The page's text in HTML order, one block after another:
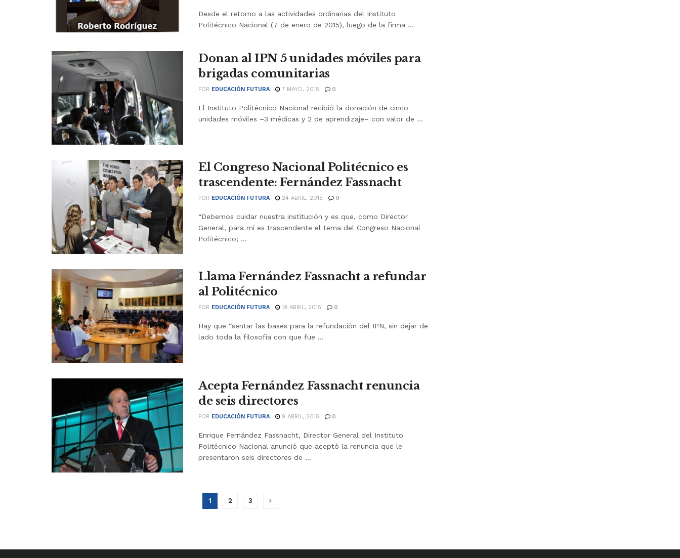
Desde el retorno a las actividades ordinarias del Instituto
Politécnico Nacional (7 de enero de 2015), luego de la firma ...
Donan al IPN 5 unidades móviles para
brigadas comunitarias
POR EDUCACIÓN FUTURA 7 MAYO, 2015 0
El Instituto Politécnico Nacional recibió la donación de cinco
unidades móviles –3 médicas y 2 de aprendizaje– con valor de ...
El Congreso Nacional Politécnico es
trascendente: Fernández Fassnacht
POR EDUCACIÓN FUTURA 24 ABRIL, 2015 0
“Debemos cuidar nuestra institución y es que, como Director
General, para mí es trascendente el tema del Congreso Nacional
Politécnico; ...
Llama Fernández Fassnacht a refundar
al Politécnico
POR EDUCACIÓN FUTURA 19 ABRIL, 2015 0
Hay que “sentar las bases para la refundación del IPN, sin dejar de
lado toda la filosofía con que fue ...
Acepta Fernández Fassnacht renuncia
de seis directores
POR EDUCACIÓN FUTURA 9 ABRIL, 2015 0
Enrique Fernández Fassnacht, Director General del Instituto
Politécnico Nacional anunció que aceptó la renuncia que le
presentaron seis directores de ...
1 2 3